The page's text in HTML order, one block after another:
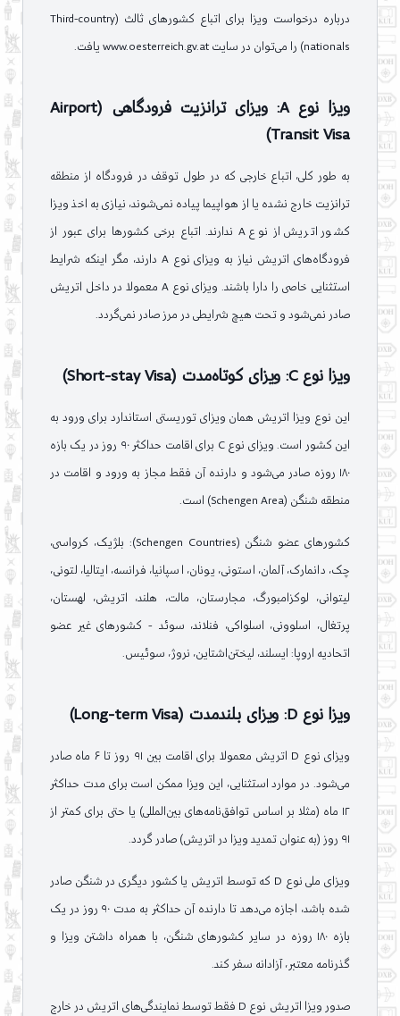
درباره درخواست ویزا برای اتباع کشورهای ثالث (Third-country
nationals) را می‌توان در سایت www.oesterreich.gv.at یافت.
ویزا نوع A: ویزای ترانزیت فرودگاهی (Airport
Transit Visa)
به طور کلی، اتباع خارجی که در طول توقف در فرودگاه از منطقه
ترانزیت خارج نشده یا از هواپیما پیاده نمی‌شوند، نیازی به اخذ ویزا
کشور اتریش از نوع A ندارند. اتباع برخی کشورها برای عبور از
فرودگاه‌های اتریش نیاز به ویزای نوع A دارند، مگر اینکه شرایط
استثنایی خاصی را دارا باشند. ویزای نوع A معمولا در داخل اتریش
صادر نمی‌شود و تحت هیچ شرایطی در مرز صادر نمی‌گردد.
ویزا نوع C: ویزای کوتاه‌مدت (Short-stay Visa)
این نوع ویزا اتریش همان ویزای توریستی استاندارد برای ورود به
این کشور است. ویزای نوع C برای اقامت حداکثر ۹۰ روز در یک بازه
۱۸۰ روزه صادر می‌شود و دارنده آن فقط مجاز به ورود و اقامت در
منطقه شنگن (Schengen Area) است.
کشورهای عضو شنگن (Schengen Countries): بلژیک، کرواسی،
چک، دانمارک، آلمان، استونی، یونان، اسپانیا، فرانسه، ایتالیا، لتونی،
لیتوانی، لوکزامبورگ، مجارستان، مالت، هلند، اتریش، لهستان،
پرتغال، اسلوونی، اسلواکی، فنلاند، سوئد - کشورهای غیر عضو
اتحادیه اروپا: ایسلند، لیختن‌اشتاین، نروژ، سوئیس.
ویزا نوع D: ویزای بلندمدت (Long-term Visa)
ویزای نوع D اتریش معمولا برای اقامت بین ۹۱ روز تا ۶ ماه صادر
می‌شود. در موارد استثنایی، این ویزا ممکن است برای مدت حداکثر
۱۲ ماه (مثلا بر اساس توافق‌نامه‌های بین‌المللی) یا حتی برای کمتر از
۹۱ روز (به عنوان تمدید ویزا در اتریش) صادر گردد.
ویزای ملی نوع D که توسط اتریش یا کشور دیگری در شنگن صادر
شده باشد، اجازه می‌دهد تا دارنده آن حداکثر به مدت ۹۰ روز در یک
بازه ۱۸۰ روزه در سایر کشورهای شنگن، با همراه داشتن ویزا و
گذرنامه معتبر، آزادانه سفر کند.
صدور ویزا اتریش نوع D فقط توسط نمایندگی‌های اتریش در خارج